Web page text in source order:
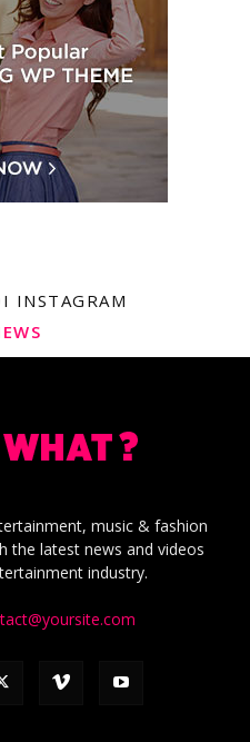
INSTAGRAM
music & fashion
the latest news and videos
industry.